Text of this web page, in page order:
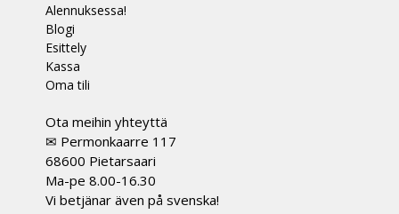
Alennuksessa!
Blogi
Esittely
Kassa
Oma tili
Ota meihin yhteyttä
✉ Permonkaarre 117
68600 Pietarsaari
Ma-pe 8.00-16.30
Vi betjänar även på svenska!